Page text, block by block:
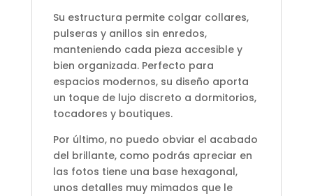
Su estructura permite colgar collares,
pulseras y anillos sin enredos,
manteniendo cada pieza accesible y
bien organizada. Perfecto para
espacios modernos, su diseño aporta
un toque de lujo discreto a dormitorios,
tocadores y boutiques.
Por último, no puedo obviar el acabado
del brillante, como podrás apreciar en
las fotos tiene una base hexagonal,
unos detalles muy mimados que le